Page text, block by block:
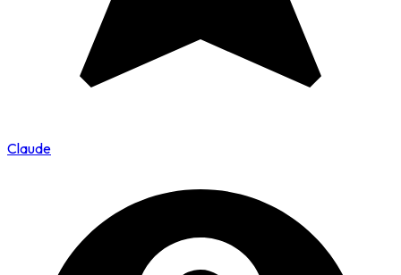
Claude